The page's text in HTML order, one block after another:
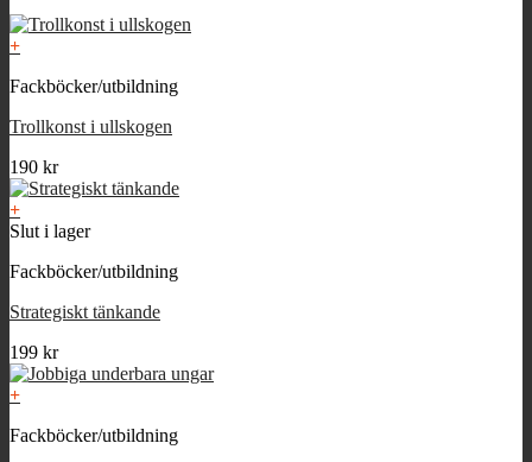
+
Fackböcker/utbildning
Trollkonst i ullskogen
190 kr
+
Slut i lager
Fackböcker/utbildning
Strategiskt tänkande
199 kr
+
Fackböcker/utbildning